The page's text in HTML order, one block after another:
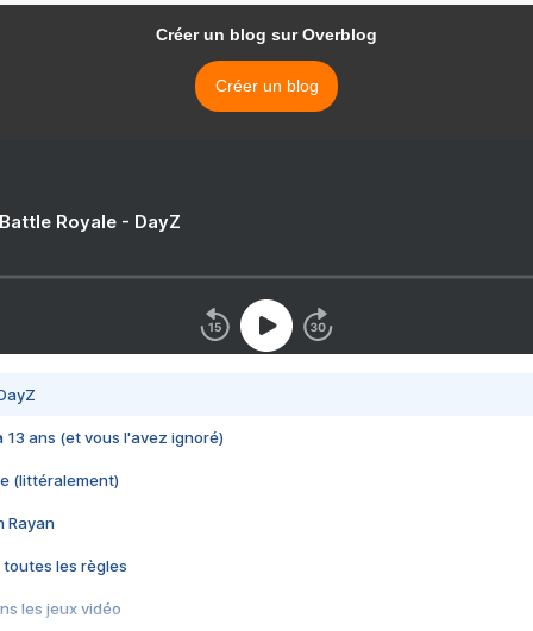
Créer un blog sur Overblog
Créer un blog
Royale - DayZ
13 ans (et vous l'avez ignoré)
(littéralement)
Rayan
toutes les règles
les jeux vidéo